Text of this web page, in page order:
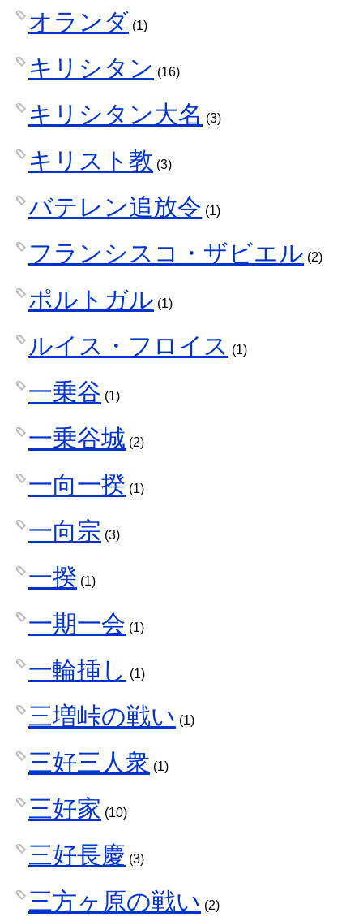
オランダ (1)
キリシタン (16)
キリシタン大名 (3)
キリスト教 (3)
バテレン追放令 (1)
フランシスコ・ザビエル (2)
ポルトガル (1)
ルイス・フロイス (1)
一乗谷 (1)
一乗谷城 (2)
一向一揆 (1)
一向宗 (3)
一揆 (1)
一期一会 (1)
一輪挿し (1)
三増峠の戦い (1)
三好三人衆 (1)
三好家 (10)
三好長慶 (3)
三方ヶ原の戦い (2)